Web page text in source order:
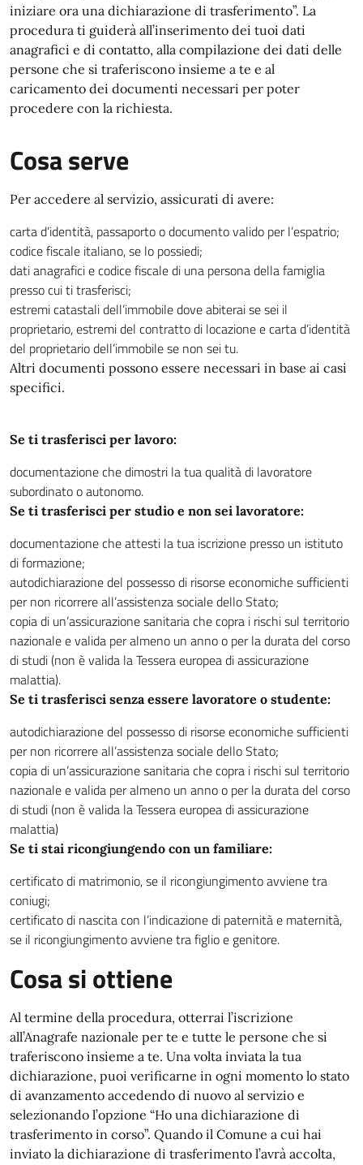
iniziare ora una dichiarazione di trasferimento”. La
procedura ti guiderà all’inserimento dei tuoi dati
anagrafici e di contatto, alla compilazione dei dati delle
persone che si traferiscono insieme a te e al
caricamento dei documenti necessari per poter
procedere con la richiesta.
Cosa serve
Per accedere al servizio, assicurati di avere:
carta d’identità, passaporto o documento valido per l’espatrio;
codice fiscale italiano, se lo possiedi;
dati anagrafici e codice fiscale di una persona della famiglia
presso cui ti trasferisci;
estremi catastali dell’immobile dove abiterai se sei il
proprietario, estremi del contratto di locazione e carta d’identità
del proprietario dell’immobile se non sei tu.
Altri documenti possono essere necessari in base ai casi
specifici.
Se ti trasferisci per lavoro:
documentazione che dimostri la tua qualità di lavoratore
subordinato o autonomo.
Se ti trasferisci per studio e non sei lavoratore:
documentazione che attesti la tua iscrizione presso un istituto
di formazione;
autodichiarazione del possesso di risorse economiche sufficienti
per non ricorrere all’assistenza sociale dello Stato;
copia di un’assicurazione sanitaria che copra i rischi sul territorio
nazionale e valida per almeno un anno o per la durata del corso
di studi (non è valida la Tessera europea di assicurazione
malattia).
Se ti trasferisci senza essere lavoratore o studente:
autodichiarazione del possesso di risorse economiche sufficienti
per non ricorrere all’assistenza sociale dello Stato;
copia di un’assicurazione sanitaria che copra i rischi sul territorio
nazionale e valida per almeno un anno o per la durata del corso
di studi (non è valida la Tessera europea di assicurazione
malattia)
Se ti stai ricongiungendo con un familiare:
certificato di matrimonio, se il ricongiungimento avviene tra
coniugi;
certificato di nascita con l’indicazione di paternità e maternità,
se il ricongiungimento avviene tra figlio e genitore.
Cosa si ottiene
Al termine della procedura, otterrai l’iscrizione
all’Anagrafe nazionale per te e tutte le persone che si
traferiscono insieme a te. Una volta inviata la tua
dichiarazione, puoi verificarne in ogni momento lo stato
di avanzamento accedendo di nuovo al servizio e
selezionando l’opzione “Ho una dichiarazione di
trasferimento in corso”. Quando il Comune a cui hai
inviato la dichiarazione di trasferimento l’avrà accolta,